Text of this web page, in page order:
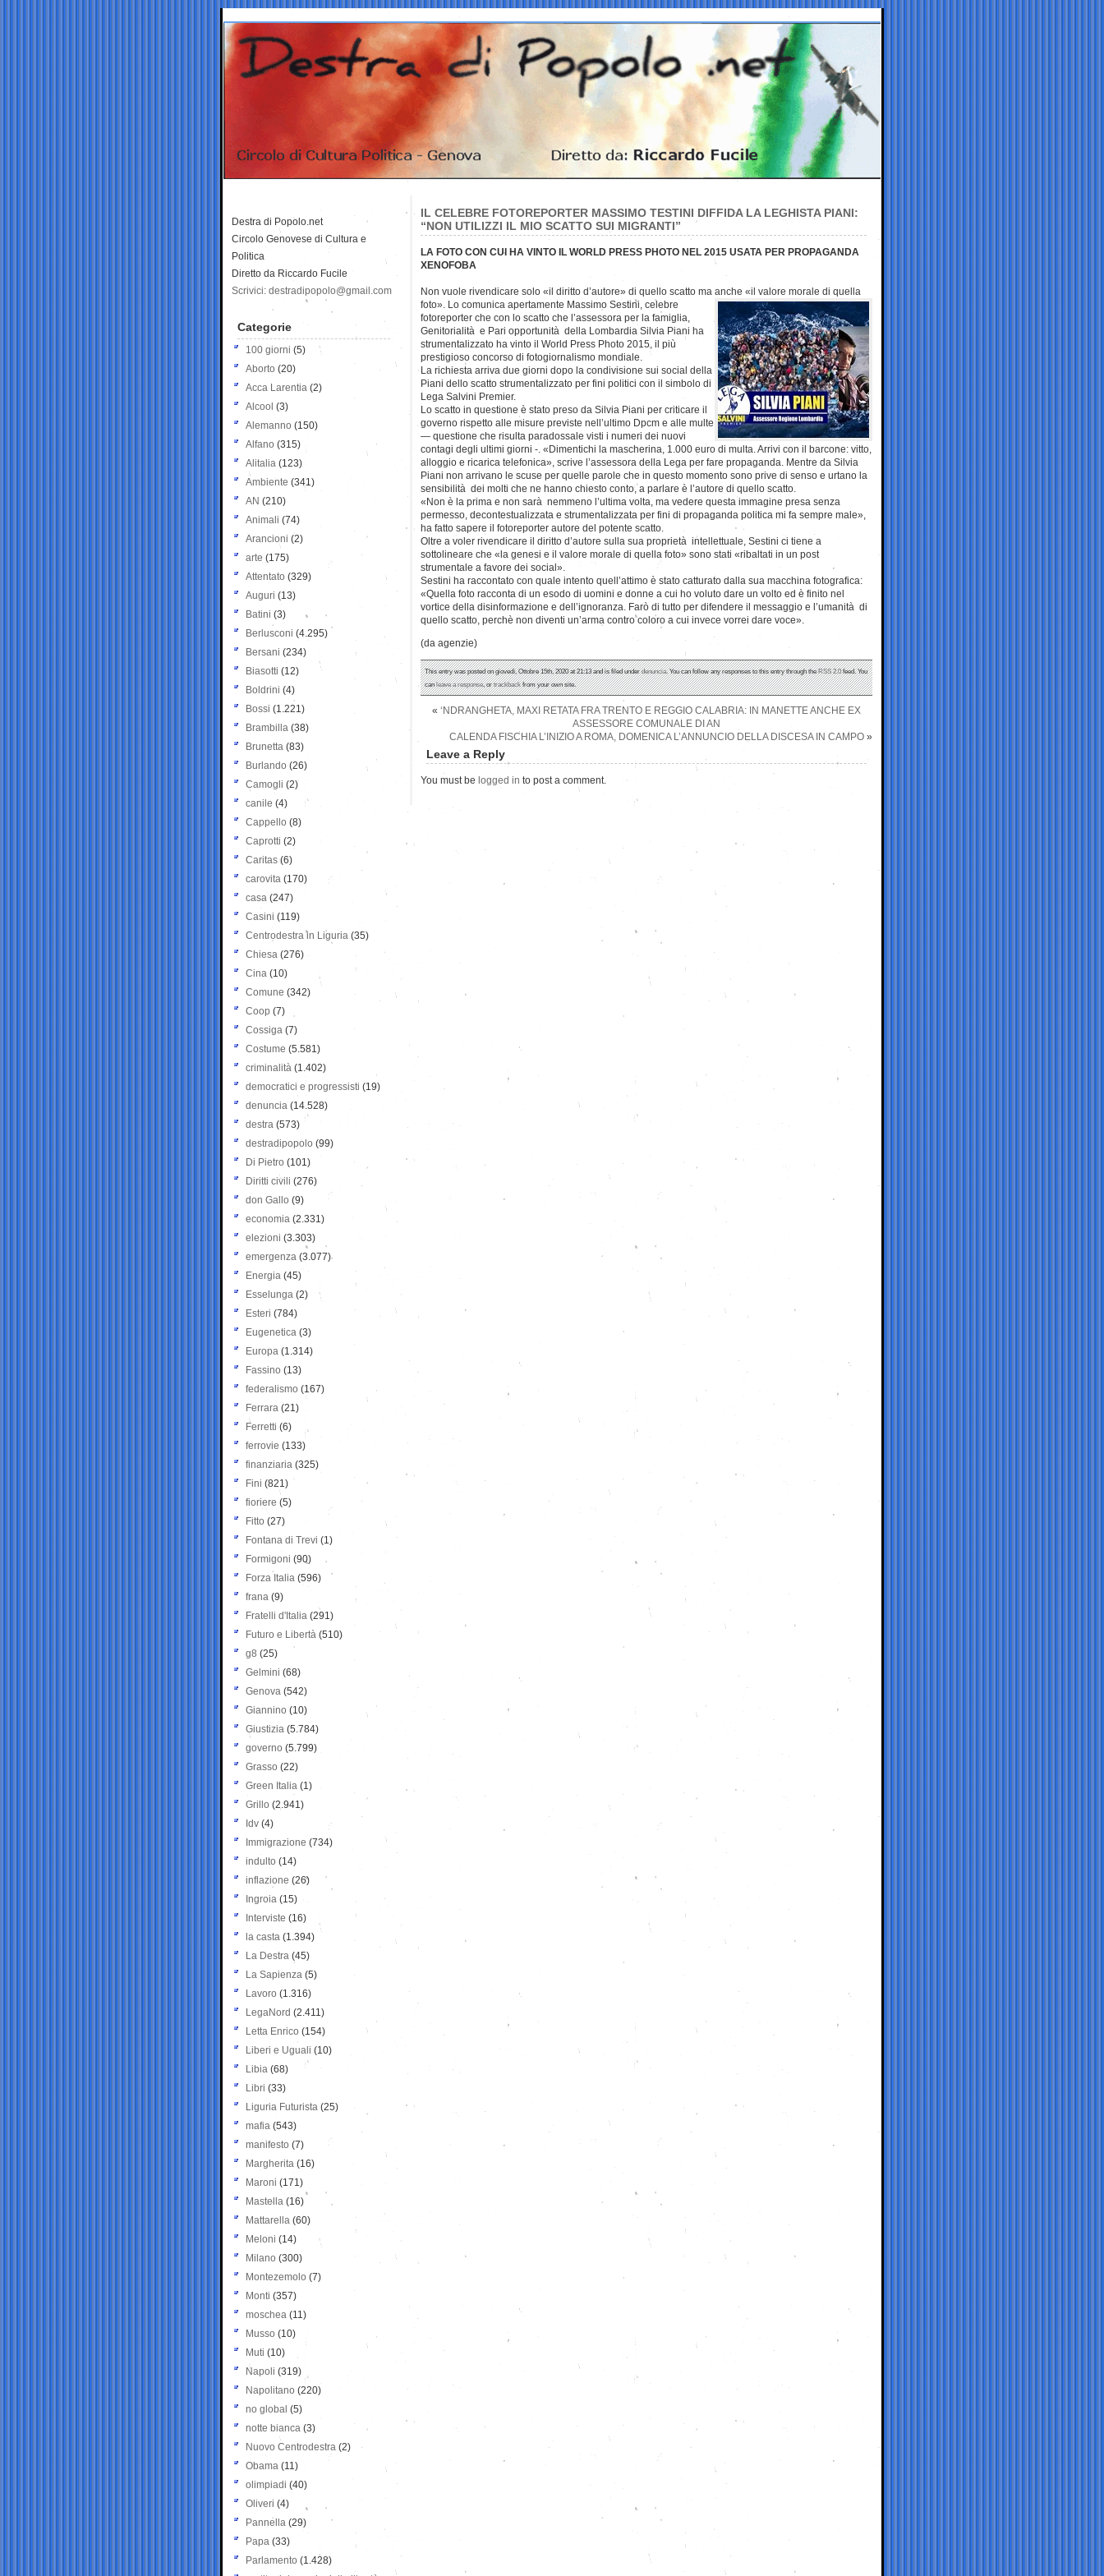
IL CELEBRE FOTOREPORTER MASSIMO TESTINI DIFFIDA LA LEGHISTA PIANI:
“NON UTILIZZI IL MIO SCATTO SUI MIGRANTI”
LA FOTO CON CUI HA VINTO IL WORLD PRESS PHOTO NEL 2015 USATA PER PROPAGANDA
XENOFOBA
Non vuole rivendicare solo «il diritto d’autore» di quello scatto ma anche «il valore morale di quella
foto». Lo comunica apertamente Massimo Sestini, celebre
fotoreporter che con lo scatto che l’assessora per la famiglia,
Genitorialità e Pari opportunità della Lombardia Silvia Piani ha
strumentalizzato ha vinto il World Press Photo 2015, il più
prestigioso concorso di fotogiornalismo mondiale.
La richiesta arriva due giorni dopo la condivisione sui social della
Piani dello scatto strumentalizzato per fini politici con il simbolo di
Lega Salvini Premier.
Lo scatto in questione è stato preso da Silvia Piani per criticare il
governo rispetto alle misure previste nell’ultimo Dpcm e alle multe
— questione che risulta paradossale visti i numeri dei nuovi
contagi degli ultimi giorni -. «Dimentichi la mascherina, 1.000 euro di multa. Arrivi con il barcone: vitto,
alloggio e ricarica telefonica», scrive l’assessora della Lega per fare propaganda. Mentre da Silvia
Piani non arrivano le scuse per quelle parole che in questo momento sono prive di senso e urtano la
sensibilità dei molti che ne hanno chiesto conto, a parlare è l’autore di quello scatto.
«Non è la prima e non sarà nemmeno l’ultima volta, ma vedere questa immagine presa senza
permesso, decontestualizzata e strumentalizzata per fini di propaganda politica mi fa sempre male»,
ha fatto sapere il fotoreporter autore del potente scatto.
Oltre a voler rivendicare il diritto d’autore sulla sua proprietà intellettuale, Sestini ci tiene a
sottolineare che «la genesi e il valore morale di quella foto» sono stati «ribaltati in un post
strumentale a favore dei social».
Sestini ha raccontato con quale intento quell’attimo è stato catturato dalla sua macchina fotografica:
«Quella foto racconta di un esodo di uomini e donne a cui ho voluto dare un volto ed è finito nel
vortice della disinformazione e dell’ignoranza. Farò di tutto per difendere il messaggio e l’umanità di
quello scatto, perchè non diventi un’arma contro coloro a cui invece vorrei dare voce».
(da agenzie)
This entry was posted on giovedì, Ottobre 15th, 2020 at 21:13 and is filed underdenuncia. You can follow any responses to this entry through theRSS 2.0feed. You
canleave a response, ortrackbackfrom your own site.
« ‘NDRANGHETA, MAXI RETATA FRA TRENTO E REGGIO CALABRIA: IN MANETTE ANCHE EX
ASSESSORE COMUNALE DI AN
CALENDA FISCHIA L’INIZIO A ROMA, DOMENICA L’ANNUNCIO DELLA DISCESA IN CAMPO »
Leave a Reply
You must be logged in to post a comment.
Destra di Popolo.net
Circolo Genovese di Cultura e
Politica
Diretto da Riccardo Fucile
Scrivici: destradipopolo@gmail.com
Categorie
100 giorni (5)
Aborto (20)
Acca Larentia (2)
Alcool (3)
Alemanno (150)
Alfano (315)
Alitalia (123)
Ambiente (341)
AN (210)
Animali (74)
Arancioni (2)
arte (175)
Attentato (329)
Auguri (13)
Batini (3)
Berlusconi (4.295)
Bersani (234)
Biasotti (12)
Boldrini (4)
Bossi (1.221)
Brambilla (38)
Brunetta (83)
Burlando (26)
Camogli (2)
canile (4)
Cappello (8)
Caprotti (2)
Caritas (6)
carovita (170)
casa (247)
Casini (119)
Centrodestra in Liguria (35)
Chiesa (276)
Cina (10)
Comune (342)
Coop (7)
Cossiga (7)
Costume (5.581)
criminalità (1.402)
democratici e progressisti (19)
denuncia (14.528)
destra (573)
destradipopolo (99)
Di Pietro (101)
Diritti civili (276)
don Gallo (9)
economia (2.331)
elezioni (3.303)
emergenza (3.077)
Energia (45)
Esselunga (2)
Esteri (784)
Eugenetica (3)
Europa (1.314)
Fassino (13)
federalismo (167)
Ferrara (21)
Ferretti (6)
ferrovie (133)
finanziaria (325)
Fini (821)
fioriere (5)
Fitto (27)
Fontana di Trevi (1)
Formigoni (90)
Forza Italia (596)
frana (9)
Fratelli d'Italia (291)
Futuro e Libertà (510)
g8 (25)
Gelmini (68)
Genova (542)
Giannino (10)
Giustizia (5.784)
governo (5.799)
Grasso (22)
Green Italia (1)
Grillo (2.941)
Idv (4)
Immigrazione (734)
indulto (14)
inflazione (26)
Ingroia (15)
Interviste (16)
la casta (1.394)
La Destra (45)
La Sapienza (5)
Lavoro (1.316)
LegaNord (2.411)
Letta Enrico (154)
Liberi e Uguali (10)
Libia (68)
Libri (33)
Liguria Futurista (25)
mafia (543)
manifesto (7)
Margherita (16)
Maroni (171)
Mastella (16)
Mattarella (60)
Meloni (14)
Milano (300)
Montezemolo (7)
Monti (357)
moschea (11)
Musso (10)
Muti (10)
Napoli (319)
Napolitano (220)
no global (5)
notte bianca (3)
Nuovo Centrodestra (2)
Obama (11)
olimpiadi (40)
Oliveri (4)
Pannella (29)
Papa (33)
Parlamento (1.428)